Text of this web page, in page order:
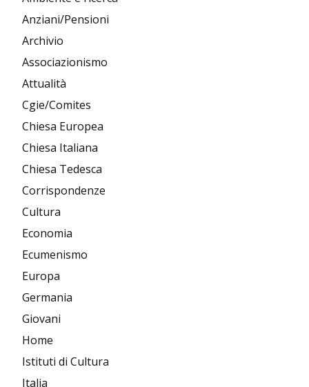
Anziani/Pensioni
Archivio
Associazionismo
Attualità
Cgie/Comites
Chiesa Europea
Chiesa Italiana
Chiesa Tedesca
Corrispondenze
Cultura
Economia
Ecumenismo
Europa
Germania
Giovani
Home
Istituti di Cultura
Italia